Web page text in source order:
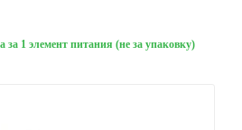
за 1 элемент питания (не за упаковку)